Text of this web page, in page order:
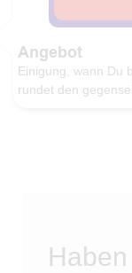
Angebot
Einigung, wann Du
rundet den